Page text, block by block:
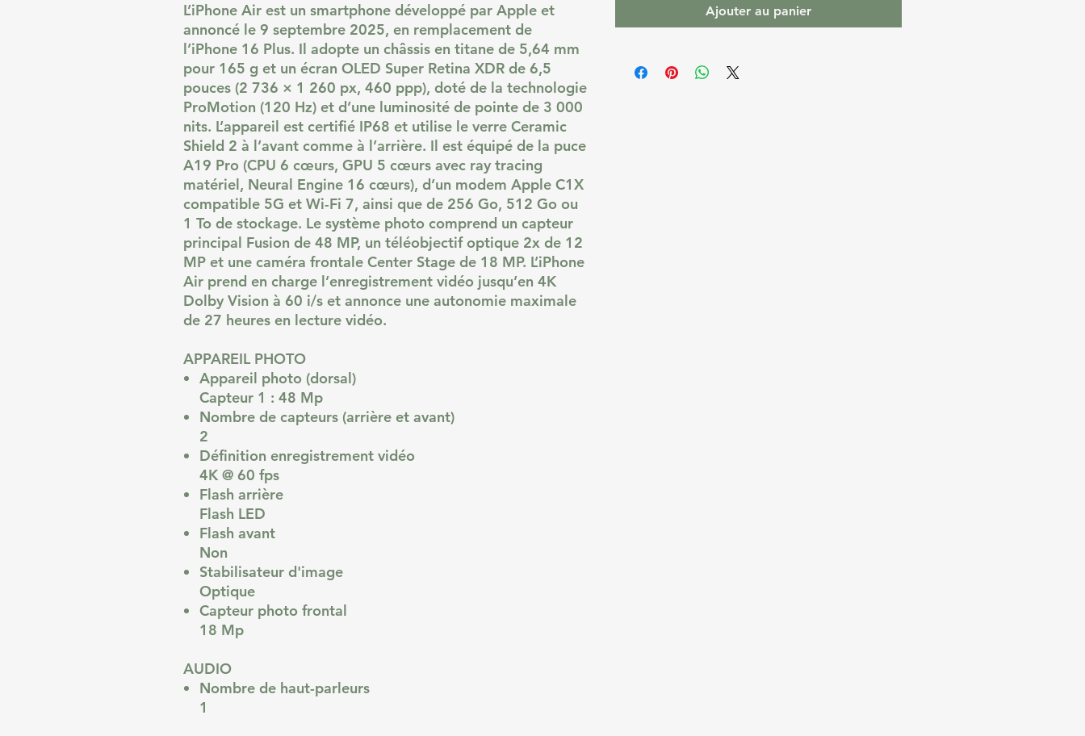
L’iPhone Air est un smartphone développé par Apple et
annoncé le 9 septembre 2025, en remplacement de
l’iPhone 16 Plus. Il adopte un châssis en titane de 5,64 mm
pour 165 g et un écran OLED Super Retina XDR de 6,5
pouces (2 736 × 1 260 px, 460 ppp), doté de la technologie
ProMotion (120 Hz) et d’une luminosité de pointe de 3 000
nits. L’appareil est certifié IP68 et utilise le verre Ceramic
Shield 2 à l’avant comme à l’arrière. Il est équipé de la puce
A19 Pro (CPU 6 cœurs, GPU 5 cœurs avec ray tracing
matériel, Neural Engine 16 cœurs), d’un modem Apple C1X
compatible 5G et Wi-Fi 7, ainsi que de 256 Go, 512 Go ou
1 To de stockage. Le système photo comprend un capteur
principal Fusion de 48 MP, un téléobjectif optique 2x de 12
MP et une caméra frontale Center Stage de 18 MP. L’iPhone
Air prend en charge l’enregistrement vidéo jusqu’en 4K
Dolby Vision à 60 i/s et annonce une autonomie maximale
de 27 heures en lecture vidéo.
APPAREIL PHOTO
Appareil photo (dorsal)
Capteur 1 : 48 Mp
Nombre de capteurs (arrière et avant)
2
Définition enregistrement vidéo
4K @ 60 fps
Flash arrière
Flash LED
Flash avant
Non
Stabilisateur d'image
Optique
Capteur photo frontal
18 Mp
AUDIO
Nombre de haut-parleurs
1
Ajouter au panier